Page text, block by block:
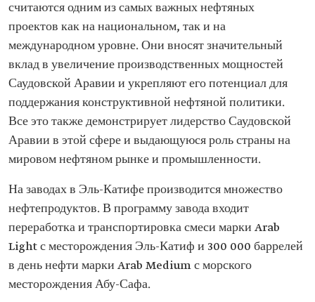
считаются одним из самых важных нефтяных
проектов как на национальном, так и на
международном уровне. Они вносят значительный
вклад в увеличение производственных мощностей
Саудовской Аравии и укрепляют его потенциал для
поддержания конструктивной нефтяной политики.
Все это также демонстрирует лидерство Саудовской
Аравии в этой сфере и выдающуюся роль страны на
мировом нефтяном рынке и промышленности.
На заводах в Эль-Катифе производится множество
нефтепродуктов. В программу завода входит
переработка и транспортировка смеси марки Arab
Light с месторождения Эль-Катиф и 300 000 баррелей
в день нефти марки Arab Medium с морского
месторождения Абу-Сафа.